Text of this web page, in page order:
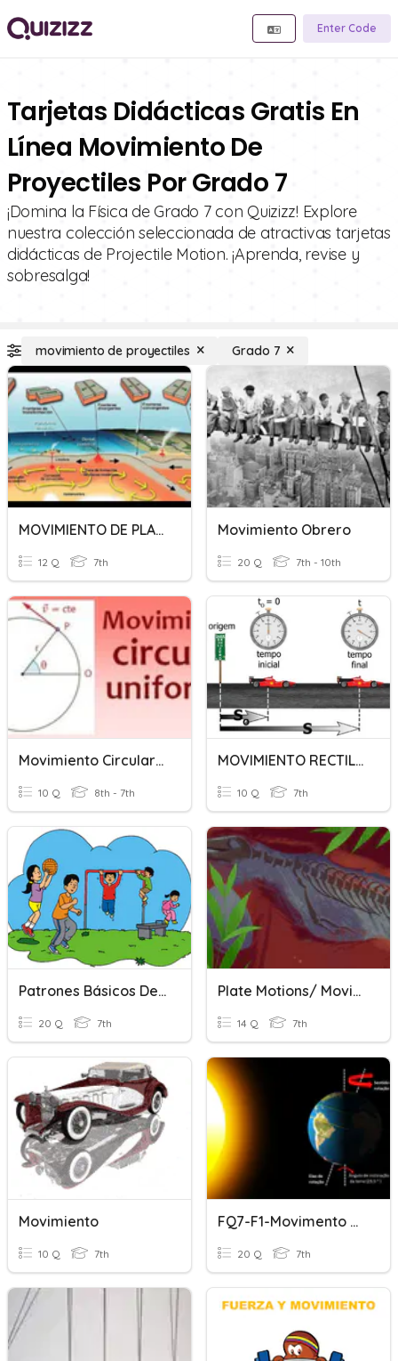
Enter Code
Tarjetas Didácticas Gratis En
Línea Movimiento De
Proyectiles Por Grado 7
¡Domina la Física de Grado 7 con Quizizz! Explore
nuestra colección seleccionada de atractivas tarjetas
didácticas de Projectile Motion. ¡Aprenda, revise y
sobresalga!
movimiento de proyectiles Grado 7
MOVIMIENTO DE PLACAS TECTÓNICAS
12 Q 7th
Movimiento Obrero
20 Q 7th - 10th
Movimiento Circular Uniforme
10 Q 8th - 7th
MOVIMIENTO RECTILINEO UNIFORME
10 Q 7th
Patrones Básicos De Movimiento
20 Q 7th
Plate Motions/ Movimiento De Placas Amplify Pre-Assessment
14 Q 7th
Movimiento
10 Q 7th
FQ7-F1-Movimento De Rotação
20 Q 7th